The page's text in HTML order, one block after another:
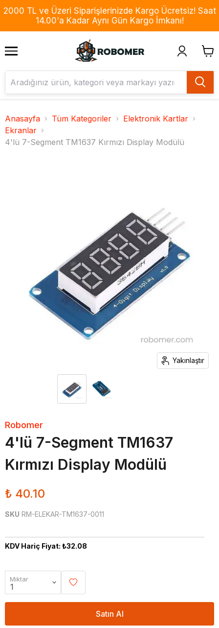
2000 TL ve Üzeri Siparişlerinizde Kargo Ücretsiz! Saat
14.00'a Kadar Aynı Gün Kargo İmkanı!
Anasayfa Tüm Kategoriler
Elektronik Kartlar
Ekranlar
4'lü 7-Segment TM1637 Kırmızı Display Modülü
Yakınlaştır
Robomer
4'lü 7-Segment TM1637
Kırmızı Display Modülü
₺ 40.10
SKU RM-ELEKAR-TM1637-0011
KDV Hariç Fiyat: ₺32.08
Miktar
Satın Al